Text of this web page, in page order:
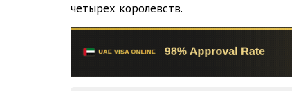
12_Малиновская Елена - Сны и явь
четырех королевств.